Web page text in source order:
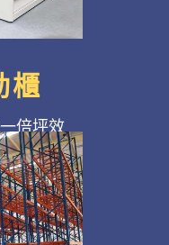
櫃
倍坪效